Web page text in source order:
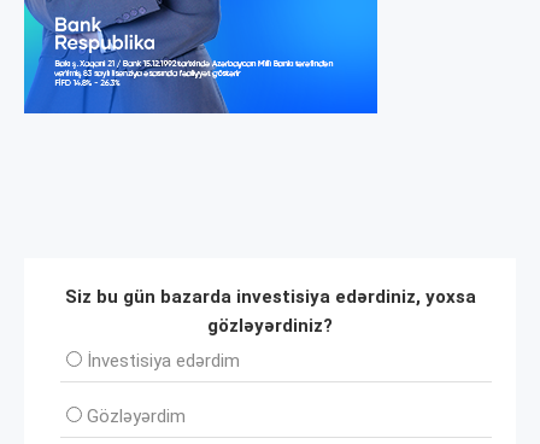
Siz bu gün bazarda investisiya edərdiniz, yoxsa
gözləyərdiniz?
İnvеstisiya edərdim
Gözləyərdim